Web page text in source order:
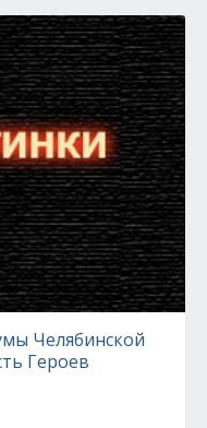
Челябинской
Героев